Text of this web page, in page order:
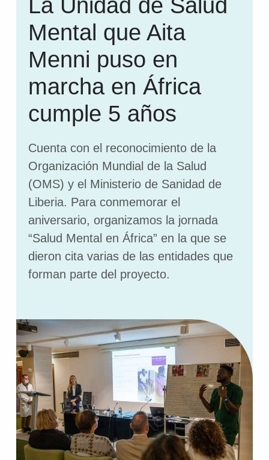
La Unidad de Salud
Mental que Aita
Menni puso en
marcha en África
cumple 5 años
Cuenta con el reconocimiento de la
Organización Mundial de la Salud
(OMS) y el Ministerio de Sanidad de
Liberia. Para conmemorar el
aniversario, organizamos la jornada
“Salud Mental en África” en la que se
dieron cita varias de las entidades que
forman parte del proyecto.